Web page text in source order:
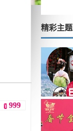
¥ 999
精彩主题